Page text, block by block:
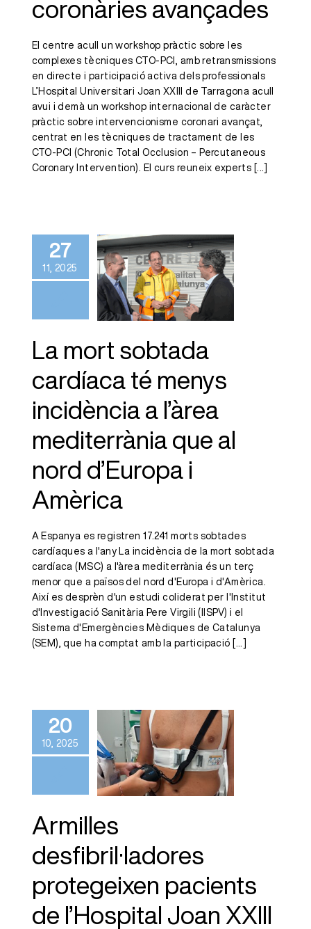
coronàries avançades
El centre acull un workshop pràctic sobre les
complexes tècniques CTO-PCI, amb retransmissions
en directe i participació activa dels professionals
L’Hospital Universitari Joan XXIII de Tarragona acull
avui i demà un workshop internacional de caràcter
pràctic sobre intervencionisme coronari avançat,
centrat en les tècniques de tractament de les
CTO-PCI (Chronic Total Occlusion – Percutaneous
Coronary Intervention). El curs reuneix experts [...]
27
11, 2025
menys
incidència a
l’àrea
mediterrània
d’Europa i
Amèrica
La mort sobtada
cardíaca té menys
incidència a l’àrea
mediterrània que al
nord d’Europa i
Amèrica
A Espanya es registren 17.241 morts sobtades
cardíaques a l'any La incidència de la mort sobtada
cardíaca (MSC) a l'àrea mediterrània és un terç
menor que a països del nord d'Europa i d'Amèrica.
Així es desprèn d'un estudi coliderat per l'Institut
d'Investigació Sanitària Pere Virgili (IISPV) i el
Sistema d'Emergències Mèdiques de Catalunya
(SEM), que ha comptat amb la participació [...]
20
10, 2025
protegeixen
pacients de
l’Hospital Joan
XXIII del risc
Armilles
desfibril·ladores
protegeixen pacients
de l’Hospital Joan XXIII